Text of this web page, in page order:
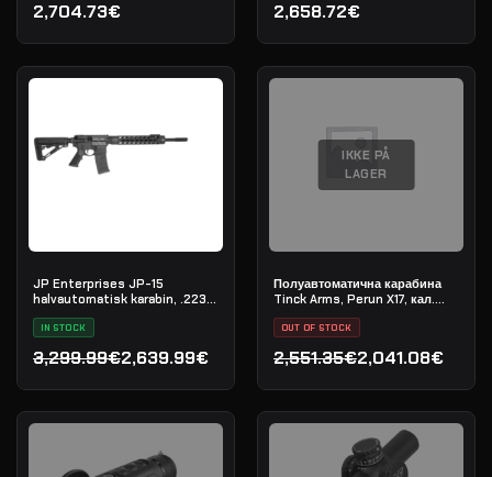
2,704.73€ 2,658.72€
JP Enterprises JP-15
halvautomatisk karabin, .223
Rem
IN STOCK
3,299.99€
Den oprindelige pris var: 3,299.99€.
2,639.99€
Den aktuelle pris er: 2,639.99€.
IKKE PÅ
LAGER
Полуавтоматична карабина
Tinck Arms, Perun X17, кал.
.308 Win, дължина на цевта
12,5"
OUT OF STOCK
2,551.35€
Den oprindelige pris var:
2,041.08€
Den aktuelle pris er: